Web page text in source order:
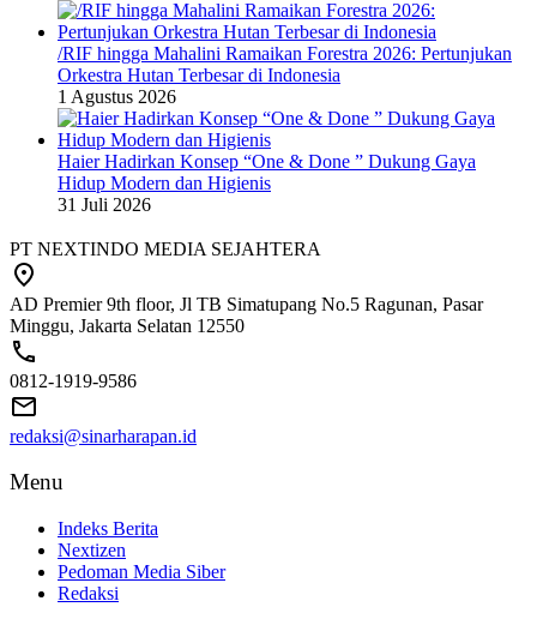
/RIF hingga Mahalini Ramaikan Forestra 2026: Pertunjukan
Orkestra Hutan Terbesar di Indonesia
1 Agustus 2026
Haier Hadirkan Konsep “One & Done ” Dukung Gaya
Hidup Modern dan Higienis
31 Juli 2026
PT NEXTINDO MEDIA SEJAHTERA
AD Premier 9th floor, Jl TB Simatupang No.5 Ragunan, Pasar
Minggu, Jakarta Selatan 12550
0812-1919-9586
redaksi@sinarharapan.id
Menu
Indeks Berita
Nextizen
Pedoman Media Siber
Redaksi